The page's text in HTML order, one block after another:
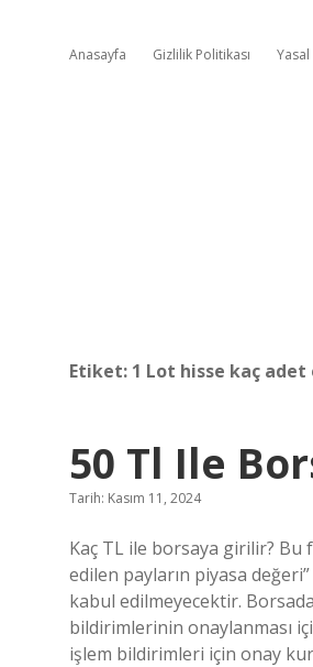
Anasayfa Gizlilik Politikası Yasal
Etiket: 1 Lot hisse kaç adet
50 Tl Ile
Tarih: Kasım 11, 2024
Kaç TL ile borsaya girilir? Bu
edilen payların piyasa
kabul edilmeyecektir.
bildirimlerinin onaylanması
işlem bildirimleri için onay